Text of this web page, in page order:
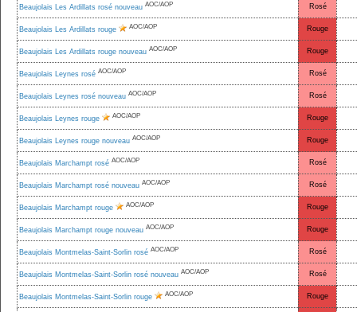
Beaujolais Les Ardillats rosé nouveau AOC/AOP Rosé
Beaujolais Les Ardillats rouge AOC/AOP Rouge
Beaujolais Les Ardillats rouge nouveau AOC/AOP Rouge
Beaujolais Leynes rosé AOC/AOP Rosé
Beaujolais Leynes rosé nouveau AOC/AOP Rosé
Beaujolais Leynes rouge AOC/AOP Rouge
Beaujolais Leynes rouge nouveau AOC/AOP Rouge
Beaujolais Marchampt rosé AOC/AOP Rosé
Beaujolais Marchampt rosé nouveau AOC/AOP Rosé
Beaujolais Marchampt rouge AOC/AOP Rouge
Beaujolais Marchampt rouge nouveau AOC/AOP Rouge
Beaujolais Montmelas-Saint-Sorlin rosé AOC/AOP Rosé
Beaujolais Montmelas-Saint-Sorlin rosé nouveau AOC/AOP Rosé
Beaujolais Montmelas-Saint-Sorlin rouge AOC/AOP Rouge